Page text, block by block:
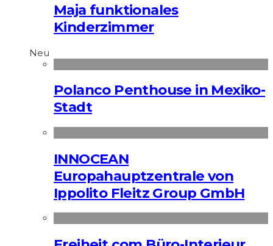
Maja funktionales
Kinderzimmer
Neu
Polanco Penthouse in Mexiko-
Stadt
INNOCEAN
Europahauptzentrale von
Ippolito Fleitz Group GmbH